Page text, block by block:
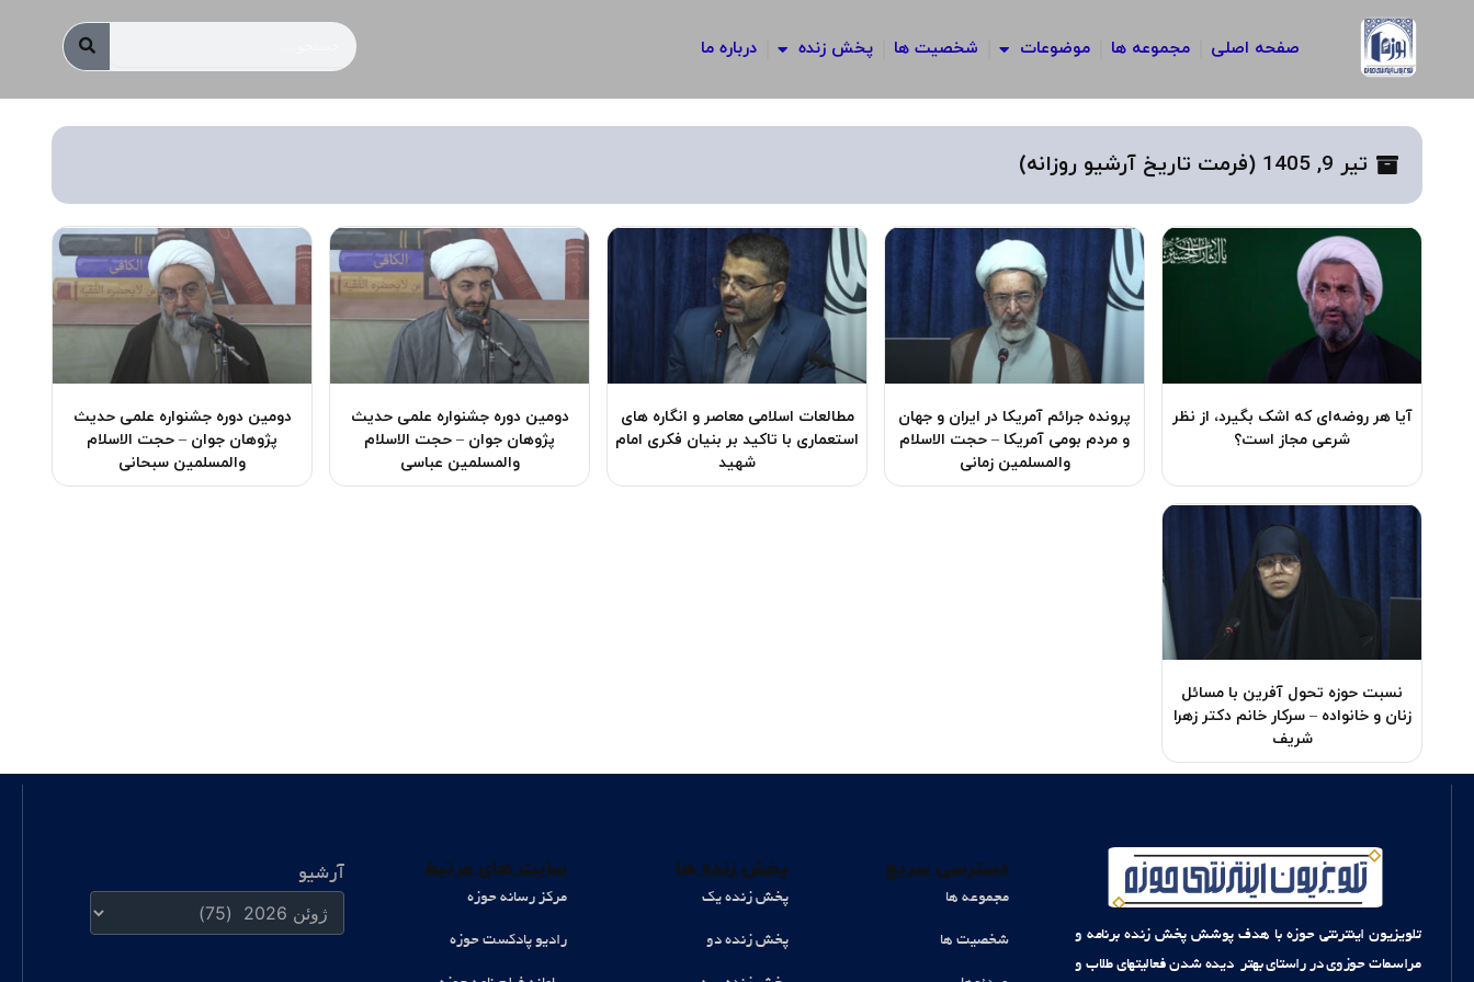
صفحه اصلی مجموعه ها موضوعات شخصیت ها پخش زنده درباره ما
جستجو
تیر 9, 1405 (فرمت تاریخ آرشیو روزانه)
آیا هر روضه‌ای که اشک بگیرد، از نظر
شرعی مجاز است؟
پرونده جرائم آمریکا در ایران و جهان
و مردم بومی آمریکا – حجت الاسلام
والمسلمین زمانی
مطالعات اسلامی معاصر و انگاره های
استعماری با تاکید بر بنیان فکری امام
شهید
دومین دوره جشنواره علمی حدیث
پژوهان جوان – حجت الاسلام
والمسلمین عباسی
دومین دوره جشنواره علمی حدیث
پژوهان جوان – حجت الاسلام
والمسلمین سبحانی
نسبت حوزه تحول آفرین با مسائل
زنان و خانواده – سرکار خانم دکتر زهرا
شریف
تلویزیون اینترنتی حوزه با هدف پوشش پخش زنده برنامه و
مراسمات حوزوی در راستای بهتر دیده شدن فعالیتهای طلاب و
دسترسی سریع
مجموعه ها
شخصیت ها
پخش زنده ها
پخش زنده یک
پخش زنده دو
سایت های مرتبط
مرکز رسانه حوزه
رادیو پادکست حوزه
آرشیو
آرشیو